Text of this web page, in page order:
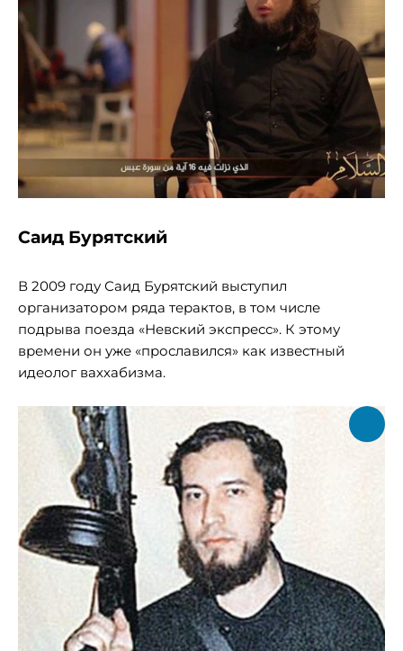
Саид Бурятский
В 2009 году Саид Бурятский выступил
организатором ряда терактов, в том числе
подрыва поезда «Невский экспресс». К этому
времени он уже «прославился» как известный
идеолог ваххабизма.